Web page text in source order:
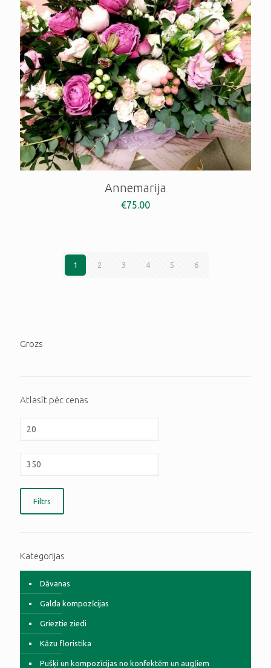
Annemarija
€75.00
1 2 3 4 5 6
Grozs
Atlasīt pēc cenas
Filtrs
Kategorijas
Dāvanas
Galda kompozīcijas
Grieztie ziedi
Kāzu floristika
Pušķi un kompozīcijas no konfektēm un augļiem